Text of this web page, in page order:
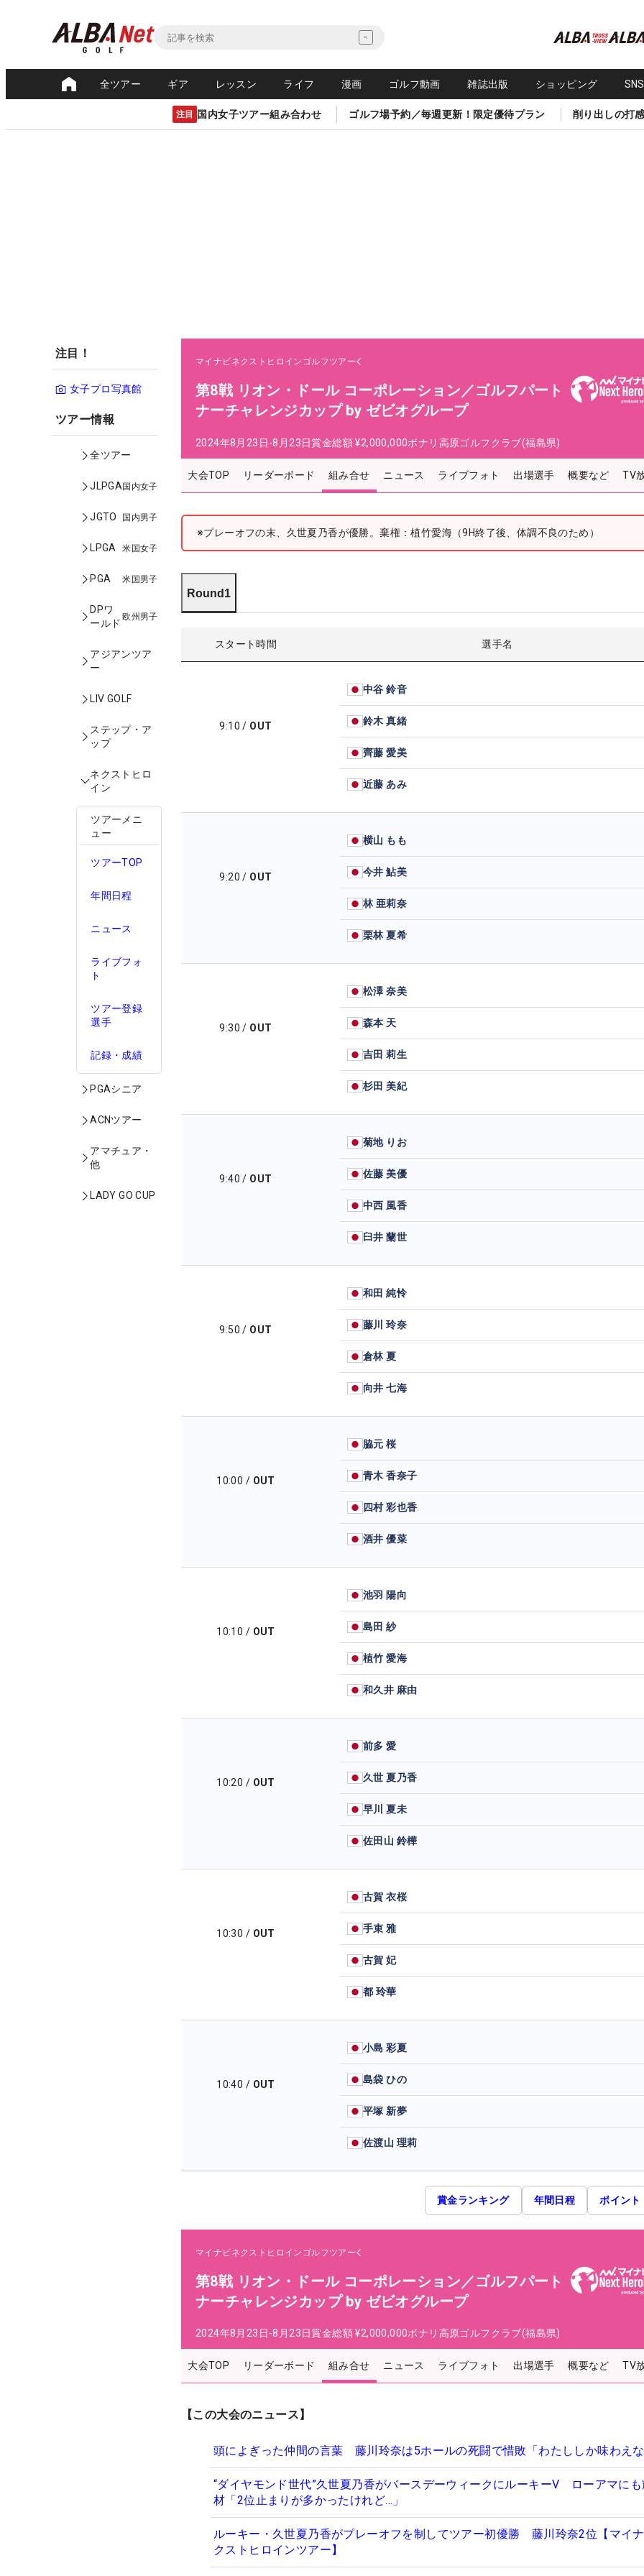
全ツアー ギア レッスン ライフ 漫画 ゴルフ動画 雑誌出版 ショッピング
注目 国内女子ツアー組み合わせ ゴルフ場予約／毎週更新！限定優待プラン 削り出しの打
注目！
女子プロ写真館
ツアー情報
全ツアー
JLPGA国内女子
JGTO 国内男子
LPGA 米国女子
PGA 米国男子
DPワ
ールド
欧州男子
アジアンツア
ー
LIV GOLF
ステップ・ア
ップ
ネクストヒロ
イン
ツアーメニ
ュー
ツアーTOP
年間日程
ニュース
ライブフォ
ト
ツアー登録
選手
記録・成績
PGAシニア
ACNツアー
アマチュア・
他
LADY GO CUP
マイナビネクストヒロインゴルフツアー
第8戦 リオン・ドール コーポレーション／ゴルフパート
ナーチャレンジカップ by ゼビオグループ
2024年8月23日-8月23日賞金総額 ¥2,000,000ボナリ高原ゴルフクラブ(福島県)
大会TOP リーダーボード 組み合せ ニュース ライブフォト 出場選手 概要など TV
※プレーオフの末、久世夏乃香が優勝。棄権：植竹愛海（9H終了後、体調不良のため）
Round1
スタート時間 選手名
9:10 / OUT
中谷 鈴音
鈴木 真緒
齊藤 愛美
近藤 あみ
9:20 / OUT
横山 もも
今井 鮎美
林 亜莉奈
栗林 夏希
9:30 / OUT
松澤 奈美
森本 天
吉田 莉生
杉田 美紀
9:40 / OUT
菊地 りお
佐藤 美優
中西 風香
臼井 蘭世
9:50 / OUT
和田 純怜
藤川 玲奈
倉林 夏
向井 七海
10:00 / OUT
脇元 桜
青木 香奈子
四村 彩也香
酒井 優菜
10:10 / OUT
池羽 陽向
島田 紗
植竹 愛海
和久井 麻由
10:20 / OUT
前多 愛
久世 夏乃香
早川 夏未
佐田山 鈴樺
10:30 / OUT
古賀 衣桜
手束 雅
古賀 妃
都 玲華
10:40 / OUT
小島 彩夏
島袋 ひの
平塚 新夢
佐渡山 理莉
賞金ランキング 年間日程 ポイント
マイナビネクストヒロインゴルフツアー
第8戦 リオン・ドール コーポレーション／ゴルフパート
ナーチャレンジカップ by ゼビオグループ
2024年8月23日-8月23日賞金総額 ¥2,000,000ボナリ高原ゴルフクラブ(福島県)
大会TOP リーダーボード 組み合せ ニュース ライブフォト 出場選手 概要など TV
【この大会のニュース】
頭によぎった仲間の言葉 藤川玲奈は5ホールの死闘で惜敗「わたししか味わえ
“ダイヤモンド世代”久世夏乃香がバースデーウィークにルーキーV ローアマに
材「2位止まりが多かったけれど…」
ルーキー・久世夏乃香がプレーオフを制してツアー初優勝 藤川玲奈2位【マイ
クストヒロインツアー】